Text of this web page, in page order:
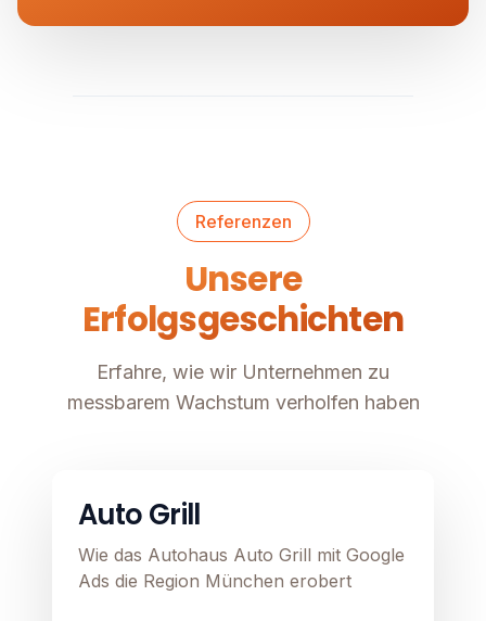
Referenzen
Unsere
Erfolgsgeschichten
Erfahre, wie wir Unternehmen zu
messbarem Wachstum verholfen haben
Auto Grill
Wie das Autohaus Auto Grill mit Google
Ads die Region München erobert